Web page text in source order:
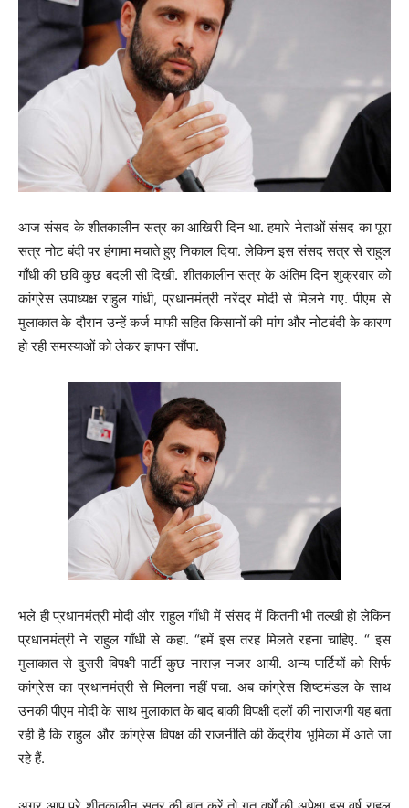
आज संसद के शीतकालीन सत्र का आखिरी दिन था. हमारे नेताओं संसद का पूरा
सत्र नोट बंदी पर हंगामा मचाते हुए निकाल दिया. लेकिन इस संसद सत्र से राहुल
गाँधी की छवि कुछ बदली सी दिखी. शीतकालीन सत्र के अंतिम दिन शुक्रवार को
कांग्रेस उपाध्‍यक्ष राहुल गांधी, प्रधानमंत्री नरेंद्र मोदी से मिलने गए. पीएम से
मुलाकात के दौरान उन्‍हें कर्ज माफी सहित किसानों की मांग और नोटबंदी के कारण
हो रही समस्‍याओं को लेकर ज्ञापन सौंपा.
भले ही प्रधानमंत्री मोदी और राहुल गाँधी में संसद में कितनी भी तल्खी हो लेकिन
प्रधानमंत्री ने राहुल गाँधी से कहा. “हमें इस तरह मिलते रहना चाहिए. “ इस
मुलाकात से दुसरी विपक्षी पार्टी कुछ नाराज़ नजर आयी. अन्य पार्टियों को सिर्फ
कांग्रेस का प्रधानमंत्री से मिलना नहीं पचा. अब कांग्रेस शिष्‍टमंडल के साथ
उनकी पीएम मोदी के साथ मुलाकात के बाद बाकी विपक्षी दलों की नाराजगी यह बता
रही है कि राहुल और कांग्रेस विपक्ष की राजनीति की केंद्रीय भूमिका में आते जा
रहे हैं.